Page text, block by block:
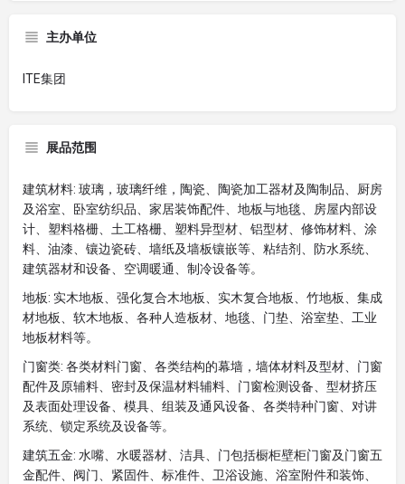
主办单位
ITE集团
展品范围
建筑材料: 玻璃，玻璃纤维，陶瓷、陶瓷加工器材及陶制品、厨房
及浴室、卧室纺织品、家居装饰配件、地板与地毯、房屋内部设
计、塑料格栅、土工格栅、塑料异型材、铝型材、修饰材料、涂
料、油漆、镶边瓷砖、墙纸及墙板镶嵌等、粘结剂、防水系统、
建筑器材和设备、空调暖通、制冷设备等。
地板: 实木地板、强化复合木地板、实木复合地板、竹地板、集成
材地板、软木地板、各种人造板材、地毯、门垫、浴室垫、工业
地板材料等。
门窗类: 各类材料门窗、各类结构的幕墙，墙体材料及型材、门窗
配件及原辅料、密封及保温材料辅料、门窗检测设备、型材挤压
及表面处理设备、模具、组装及通风设备、各类特种门窗、对讲
系统、锁定系统及设备等。
建筑五金: 水嘴、水暖器材、洁具、门包括橱柜壁柜门窗及门窗五
金配件、阀门、紧固件、标准件、卫浴设施、浴室附件和装饰、